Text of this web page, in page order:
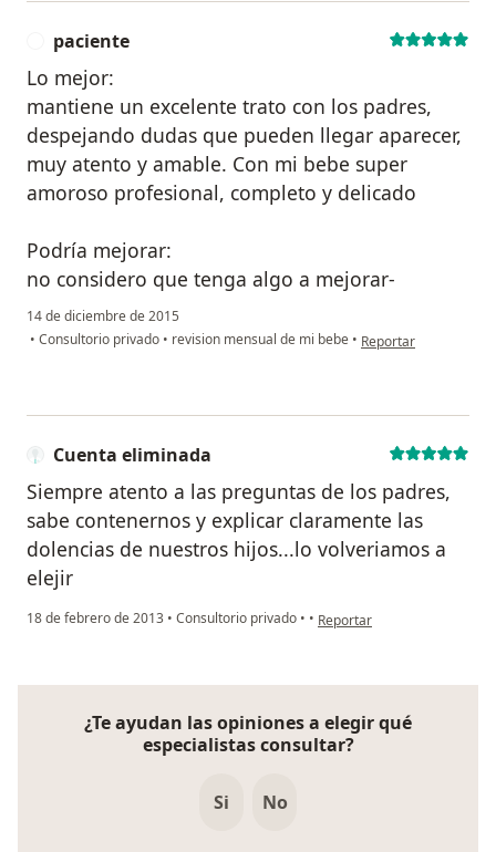
paciente
Lo mejor:
mantiene un excelente trato con los padres,
despejando dudas que pueden llegar aparecer,
muy atento y amable. Con mi bebe super
amoroso profesional, completo y delicado
Podría mejorar:
no considero que tenga algo a mejorar-
14 de diciembre de 2015
• Consultorio privado • revision mensual de mi bebe • en opinión del
Reportar
Cuenta eliminada
Siempre atento a las preguntas de los padres,
sabe contenernos y explicar claramente las
dolencias de nuestros hijos...lo volveriamos a
elejir
18 de febrero de 2013 • Consultorio privado • • en opinión del usuario
Reportar
¿Te ayudan las opiniones a elegir qué
especialistas consultar?
Si No